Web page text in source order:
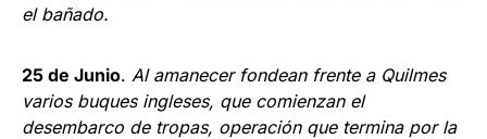
el bañado.
25 de Junio. Al amanecer fondean frente a Quilmes
varios buques ingleses, que comienzan el
desembarco de tropas, operación que termina por la